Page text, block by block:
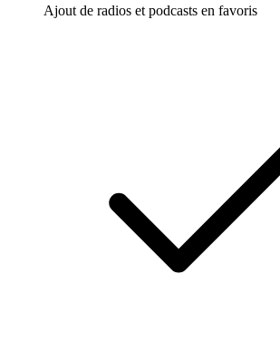
Ajout de radios et podcasts en favoris